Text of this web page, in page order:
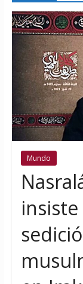
Mundo